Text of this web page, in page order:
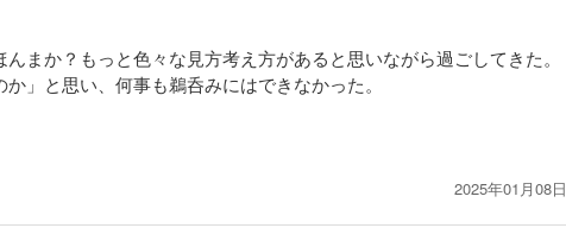
まか？もっと色々な見方考え方があると思いながら過ごしてきた。
」と思い、何事も鵜呑みにはできなかった。
難しくなりつつある。
2025年01月08日